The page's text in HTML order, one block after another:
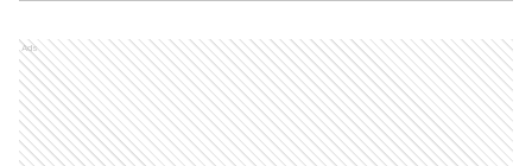
Ads